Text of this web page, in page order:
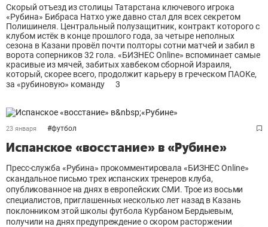
Скорый отъезд из столицы Татарстана ключевого игрока
«Рубина» Бибраса Натхо уже давно стал для всех секретом
Полишинеля. Центральный полузащитник, контракт которого с
клубом истёк в конце прошлого года, за четыре неполных
сезона в Казани провёл почти полторы сотни матчей и забил в
ворота соперников 32 гола. «БИЗНЕС Online» вспоминает самые
красивые из мячей, забитых хавбеком сборной Израиля,
который, скорее всего, продолжит карьеру в греческом ПАОКе,
за «рубиновую» команду
3
23 января #футбол
Испанское «восстание» в «Рубине»
Пресс-служба «Рубина» прокомментировала «БИЗНЕС Online»
скандальное письмо трех испанских тренеров клуба,
опубликованное на днях в европейских СМИ. Трое из восьми
специалистов, приглашенных несколько лет назад в Казань
поклонником этой школы футбола Курбаном Бердыевым,
получили на днях предупреждение о скором расторжении